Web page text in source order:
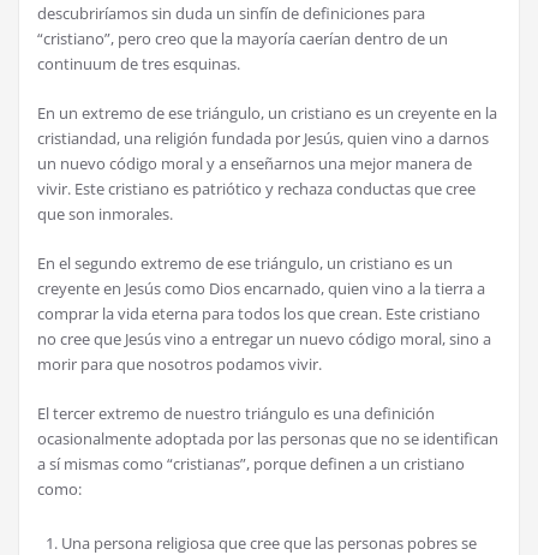
descubriríamos sin duda un sinfín de definiciones para
“cristiano”, pero creo que la mayoría caerían dentro de un
continuum de tres esquinas.
En un extremo de ese triángulo, un cristiano es un creyente en la
cristiandad, una religión fundada por Jesús, quien vino a darnos
un nuevo código moral y a enseñarnos una mejor manera de
vivir. Este cristiano es patriótico y rechaza conductas que cree
que son inmorales.
En el segundo extremo de ese triángulo, un cristiano es un
creyente en Jesús como Dios encarnado, quien vino a la tierra a
comprar la vida eterna para todos los que crean. Este cristiano
no cree que Jesús vino a entregar un nuevo código moral, sino a
morir para que nosotros podamos vivir.
El tercer extremo de nuestro triángulo es una definición
ocasionalmente adoptada por las personas que no se identifican
a sí mismas como “cristianas”, porque definen a un cristiano
como:
Una persona religiosa que cree que las personas pobres se